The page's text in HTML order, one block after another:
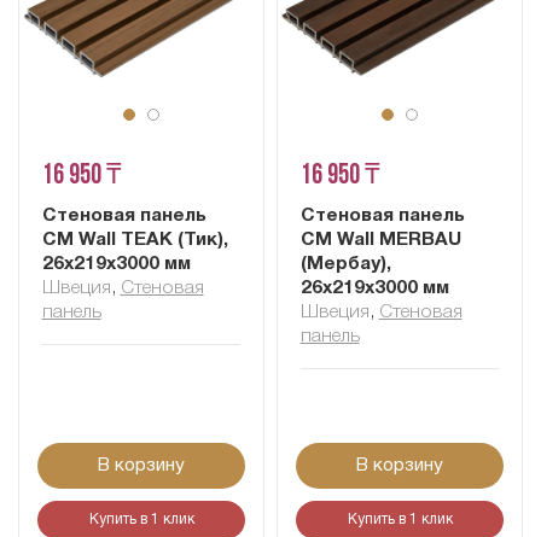
16 950 ₸
Стеновая панель
CM Wall TEAK (Тик),
26x219x3000 мм
Швеция , Cтеновая
панель
В корзину
Купить в 1 клик
16 950 ₸
Стеновая панель
CM Wall MERBAU
(Мербау),
26x219x3000 мм
Швеция , Cтеновая
панель
В корзину
Купить в 1 клик